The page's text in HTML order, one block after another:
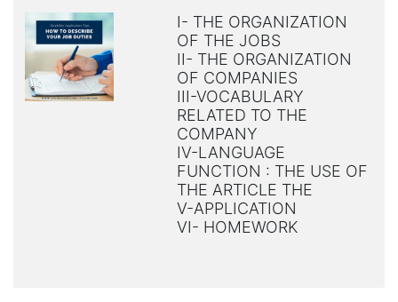
I- THE ORGANIZATION
OF THE JOBS
II- THE ORGANIZATION
OF COMPANIES
III-VOCABULARY
RELATED TO THE
COMPANY
IV-LANGUAGE
FUNCTION : THE USE OF
THE ARTICLE THE
V-APPLICATION
VI- HOMEWORK